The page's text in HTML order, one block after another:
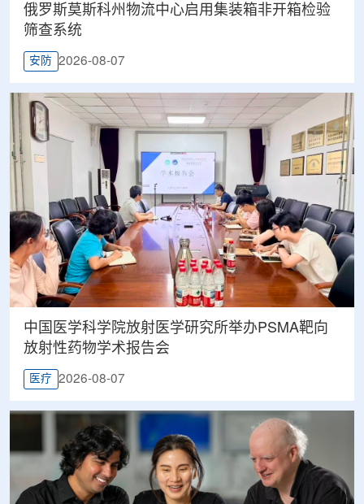
俄罗斯莫斯科州物流中心启用集装箱非开箱检验
筛查系统
安防 2026-08-07
中国医学科学院放射医学研究所举办PSMA靶向
放射性药物学术报告会
医疗 2026-08-07